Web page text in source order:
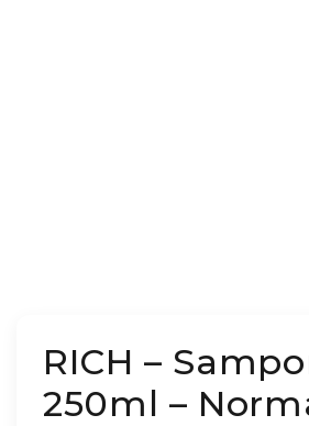
RICH –
250ml –